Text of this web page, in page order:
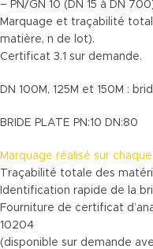
– PN/GN 10 (DN 15 à DN
Marquage et traçabilité
matière, n de lot).
Certificat 3.1 sur demande.
DN 100M, 125M et 150M :
BRIDE PLATE PN:10 DN:80
Marquage réalisé sur
Traçabilité totale des
Identification rapide de la
Fourniture de certificat
10204
(disponible sur demande